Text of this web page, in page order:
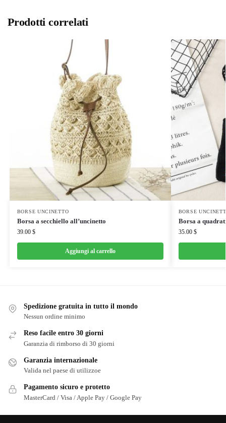
Prodotti correlati
BORSE UNCINETTO
Borsa a secchiello all’uncinetto
39.00 $
Aggiungi al carrello
BORSE
Borsa a
35.00 $
Spedizione gratuita in tutto il mondo
Nessun ordine minimo
Reso facile entro 30 giorni
Garanzia di rimborso di 30 giorni
Garanzia internazionale
Valida nel paese di utilizzoe
Pagamento sicuro e protetto
MasterCard / Visa / Apple Pay / Google Pay